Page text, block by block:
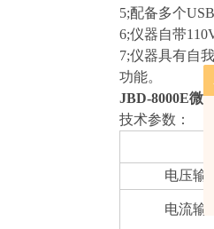
5;配备多个
6;仪器自带
7;仪器具有自
功能。
JBD-8000E微
技术参数：
电压输
电流输